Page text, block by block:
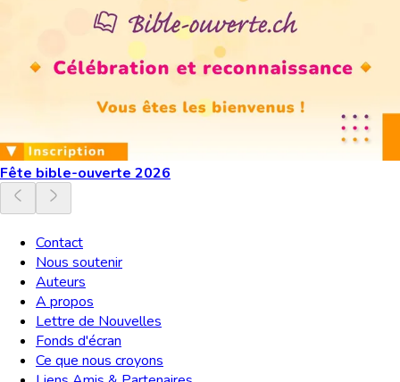
Fête bible-ouverte 2026
Contact
Nous soutenir
Auteurs
A propos
Lettre de Nouvelles
Fonds d'écran
Ce que nous croyons